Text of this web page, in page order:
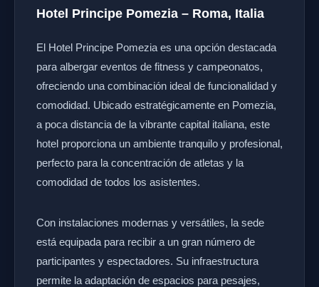
Hotel Principe Pomezia – Roma, Italia
El Hotel Principe Pomezia es una opción destacada
para albergar eventos de fitness y campeonatos,
ofreciendo una combinación ideal de funcionalidad y
comodidad. Ubicado estratégicamente en Pomezia,
a poca distancia de la vibrante capital italiana, este
hotel proporciona un ambiente tranquilo y profesional,
perfecto para la concentración de atletas y la
comodidad de todos los asistentes.
Con instalaciones modernas y versátiles, la sede
está equipada para recibir a un gran número de
participantes y espectadores. Su infraestructura
permite la adaptación de espacios para pesajes,